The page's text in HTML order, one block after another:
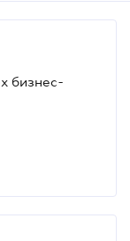
бизнес-